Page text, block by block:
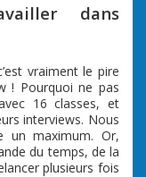
dans
vraiment le pire
! Pourquoi ne pas
16 classes, et
interviews. Nous
un maximum. Or,
du temps, de la
plusieurs fois